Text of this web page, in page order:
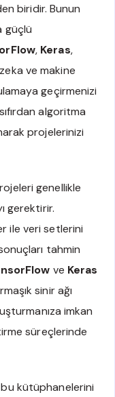
biridir. Bunun
güçlü
, Keras,
ve makine
geçirmenizi
algoritma
projelerinizi
genellikle
gerektirir.
ile veri setlerini
tahmin
ve Keras
sinir ağı
imkan
süreçlerinde
kütüphanelerini